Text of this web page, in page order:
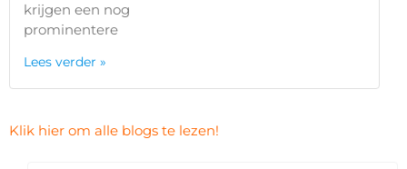
krijgen een nog
prominentere
Lees verder »
Klik hier om alle blogs te lezen!